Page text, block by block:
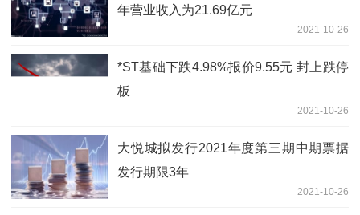
年营业收入为21.69亿元
2021-10-26
*ST基础下跌4.98%报价9.55元 封上跌停
板
2021-10-26
大悦城拟发行2021年度第三期中期票据
发行期限3年
2021-10-26